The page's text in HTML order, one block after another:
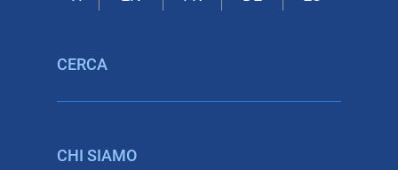
CERCA
CHI SIAMO